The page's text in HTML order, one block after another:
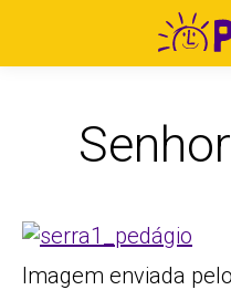
Imagem enviada